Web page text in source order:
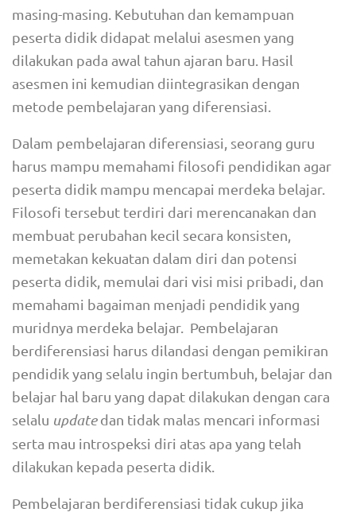
masing-masing. Kebutuhan dan kemampuan
peserta didik didapat melalui asesmen yang
dilakukan pada awal tahun ajaran baru. Hasil
asesmen ini kemudian diintegrasikan dengan
metode pembelajaran yang diferensiasi.
Dalam pembelajaran diferensiasi, seorang guru
harus mampu memahami filosofi pendidikan agar
peserta didik mampu mencapai merdeka belajar.
Filosofi tersebut terdiri dari merencanakan dan
membuat perubahan kecil secara konsisten,
memetakan kekuatan dalam diri dan potensi
peserta didik, memulai dari visi misi pribadi, dan
memahami bagaiman menjadi pendidik yang
muridnya merdeka belajar. Pembelajaran
berdiferensiasi harus dilandasi dengan pemikiran
pendidik yang selalu ingin bertumbuh, belajar dan
belajar hal baru yang dapat dilakukan dengan cara
selalu updatedan tidak malas mencari informasi
serta mau introspeksi diri atas apa yang telah
dilakukan kepada peserta didik.
Pembelajaran berdiferensiasi tidak cukup jika